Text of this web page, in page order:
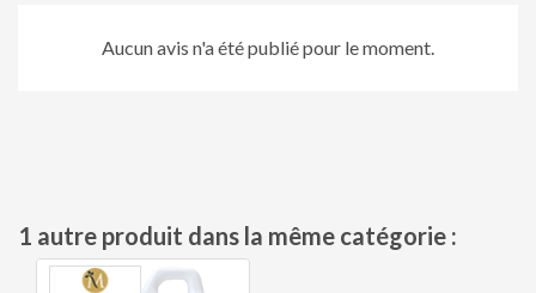
Aucun avis n'a été publié pour le moment.
1 autre produit dans la même catégorie :